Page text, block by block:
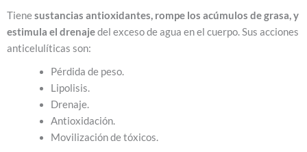
Tienesustancias antioxidantes, rompe los acúmulos de grasa, y
estimula el drenajedel exceso de agua en el cuerpo.Sus acciones
anticelulíticas son:
Pérdida de peso.
Lipolisis.
Drenaje.
Antioxidación.
Movilización de tóxicos.